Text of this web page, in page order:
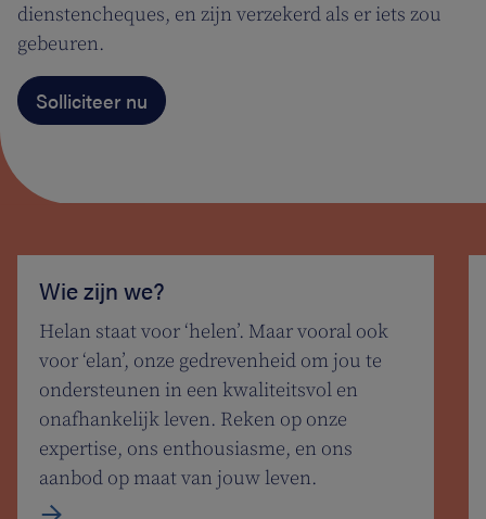
dienstencheques, en zijn verzekerd als er iets zou
gebeuren.
Solliciteer nu
Wie zijn we?
Helan staat voor ‘helen’. Maar vooral ook
voor ‘elan’, onze gedrevenheid om jou te
ondersteunen in een kwaliteitsvol en
onafhankelijk leven. Reken op onze
expertise, ons enthousiasme, en ons
aanbod op maat van jouw leven.